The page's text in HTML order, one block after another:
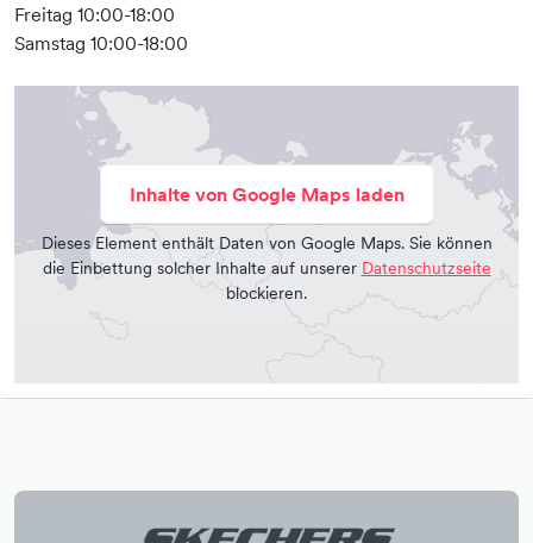
Freitag 10:00-18:00
Samstag 10:00-18:00
Inhalte von Google Maps laden
Dieses Element enthält Daten von Google Maps. Sie können
die Einbettung solcher Inhalte auf unserer Datenschutzseite
blockieren.